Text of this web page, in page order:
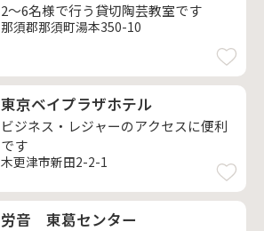
2～6名様で行う貸切陶芸教室です
那須郡那須町湯本350-10
東京ベイプラザホテル
ビジネス・レジャーのアクセスに便利
です
木更津市新田2-2-1
労音 東葛センター